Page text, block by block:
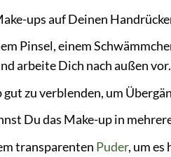
ups auf Deinen
Pinsel, einem
arbeite Dich nach außen vor.
zu verblenden, um
Du das Make-up in
transparenten Puder, um es